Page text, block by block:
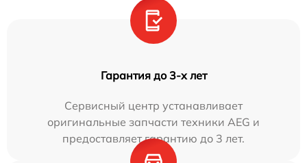
Гарантия до 3-х лет
Сервисный центр устанавливает
оригинальные запчасти техники AEG и
предоставляет гарантию до 3 лет.